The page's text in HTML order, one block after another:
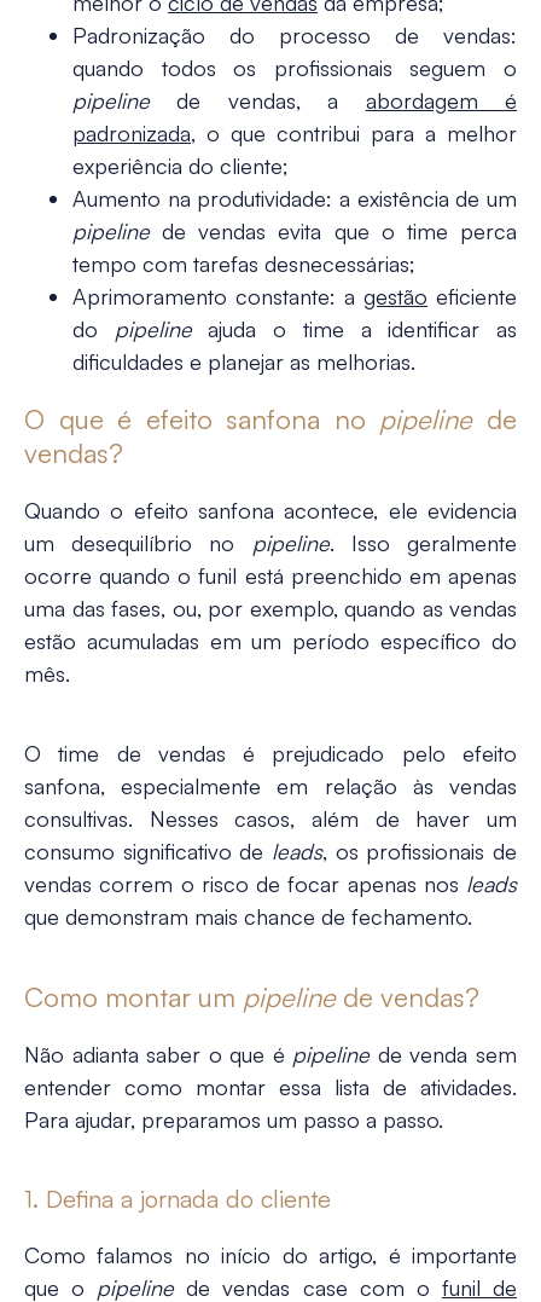
Padronização do processo de vendas:
quando todos os profissionais seguem o
pipelinede vendas, a abordagem é
padronizada, o que contribui para a melhor
experiência do cliente;
Aumento na produtividade: a existência de um
pipelinede vendas evita que o time perca
tempo com tarefas desnecessárias;
Aprimoramento constante: a gestão eficiente
do pipelineajuda o time a identificar as
dificuldades e planejar as melhorias.
O que é efeito sanfona no pipeline de
vendas?
Quando o efeito sanfona acontece, ele evidencia
um desequilíbrio no pipeline. Isso geralmente
ocorre quando o funil está preenchido em apenas
uma das fases, ou, por exemplo, quando as vendas
estão acumuladas em um período específico do
mês.
O time de vendas é prejudicado pelo efeito
sanfona, especialmente em relação às vendas
consultivas. Nesses casos, além de haver um
consumo significativo de leads, os profissionais de
vendas correm o risco de focar apenas nos leads
que demonstram mais chance de fechamento.
Como montar um pipeline de vendas?
Não adianta saber o que é pipelinede venda sem
entender como montar essa lista de atividades.
Para ajudar, preparamos um passo a passo.
1. Defina a jornada do cliente
Como falamos no início do artigo, é importante
que o pipelinede vendas case com o funil de